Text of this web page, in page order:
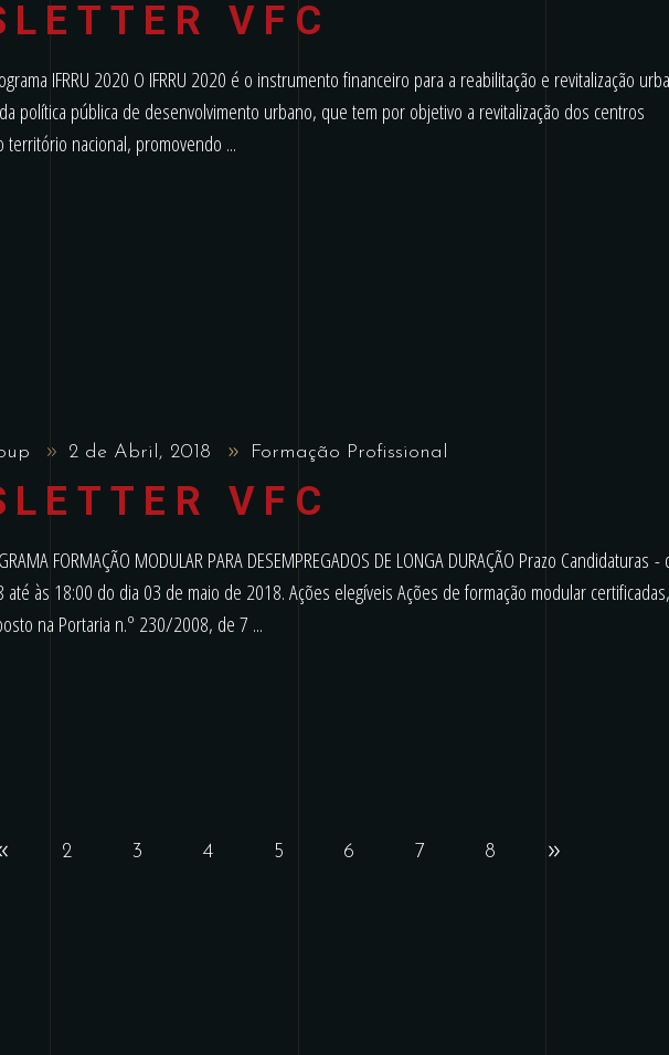
VFC
IFRRU 2020 O IFRRU 2020 é o instrumento financeiro para a reabilitação e revitalização
política pública de desenvolvimento urbano, que tem por objetivo a revitalização dos centros
território nacional, promovendo
2 de Abril, 2018 Formação Profissional
VFC
FORMAÇÃO MODULAR PARA DESEMPREGADOS DE LONGA DURAÇÃO Prazo Candidaturas -
às 18:00 do dia 03 de maio de 2018. Ações elegíveis Ações de formação modular certificadas,
na Portaria n.º 230/2008, de 7
2 3 4 5 6 7 8